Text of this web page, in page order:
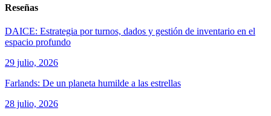
Reseñas
DAICE: Estrategia por turnos, dados y gestión de inventario en el
espacio profundo
29 julio, 2026
Farlands: De un planeta humilde a las estrellas
28 julio, 2026